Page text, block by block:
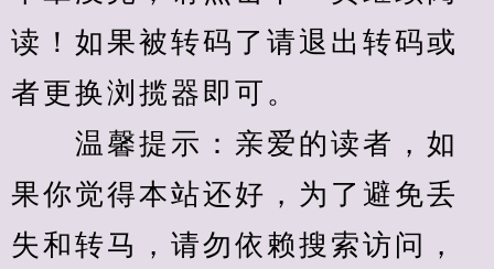
读！如果被转码了请退出转码或
者更换浏揽器即可。
温馨提示：亲爱的读者，如
果你觉得本站还好，为了避免丢
失和转马，请勿依赖搜索访问，